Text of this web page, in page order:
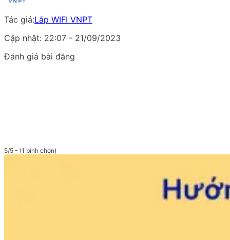
Tác giả:Lắp WIFI VNPT
Cập nhật: 22:07 - 21/09/2023
Đánh giá bài đăng
5/5 - (1 bình chọn)